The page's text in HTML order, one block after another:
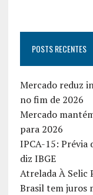
POSTS RECENTES
Mercado reduz
no fim de 2026
Mercado
para 2026
IPCA-15: Prévia
diz IBGE
Atrelada À Selic
Brasil tem juros